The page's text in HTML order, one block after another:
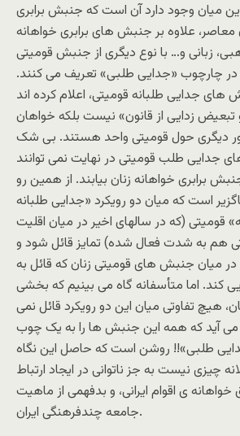
میان وجود دارد آن است که جنبش برابری
معاصر، علاوه بر جنبش های برابری خواهانه
زبانی و… با نوع دیگری از جنبش قومیتی
در چارچوب «جدایی طلبی» تعریف می کنند.
جدایی طلبانه قومیتی، اعلام کرده اند
تبعیض زدایی از قانون» نیست بلکه خواهان
دیگری حول قومیتی واحد هستند. بی شک
جدایی طلب قومیتی در نهایت نمی توانند
برابری خواهانه زنان بیابند. از همین رو
است که میان دو رویکرد «جدایی طلبانه
قومیتی (که در سالهای اخیر در میان اقلیت
هم به شدت فعال شده) تمایز قائل شود و
در میان جنبش های قومیتی زنان که قائل به
کند. اما متأسفانه گاه می بینیم که بخشی
هیچ تفاوتی میان این دو رویکرد قائل نمی
آید که همه این جنبش ها را به یک چوب
طلبی»!! روشن است که حاصل این نگاه
چیزی نیست به جز ناتوانی در ایجاد ارتباط
ی اقوام ایرانی، و بدفهمی از ماهیت
جامعه چندفرهنگی ایران.